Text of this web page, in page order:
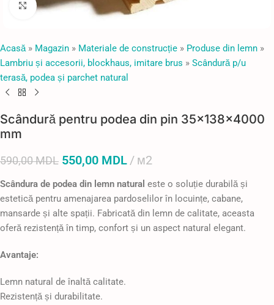
Faceți click pentru a mări
Acasă» Magazin » Materiale de construcție » Produse din lemn »
Lambriu și accesorii, blockhaus, imitare brus » Scândură p/u
terasă, podea și parchet natural
Scândură pentru podea din pin 35×138×4000
mm
590,00MDL 550,00 MDL м2
Scândura de podea din lemn natural este o soluție durabilă și
estetică pentru amenajarea pardoselilor în locuințe, cabane,
mansarde și alte spații. Fabricată din lemn de calitate, aceasta
oferă rezistență în timp, confort și un aspect natural elegant.
Avantaje:
Lemn natural de înaltă calitate.
Rezistență și durabilitate.